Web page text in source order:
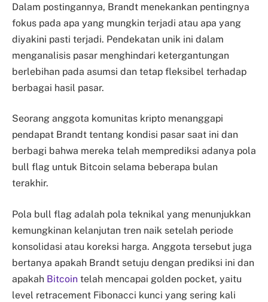
Dalam postingannya, Brandt menekankan pentingnya
fokus pada apa yang mungkin terjadi atau apa yang
diyakini pasti terjadi. Pendekatan unik ini dalam
menganalisis pasar menghindari ketergantungan
berlebihan pada asumsi dan tetap fleksibel terhadap
berbagai hasil pasar.
Seorang anggota komunitas kripto menanggapi
pendapat Brandt tentang kondisi pasar saat ini dan
berbagi bahwa mereka telah memprediksi adanya pola
bull flag untuk Bitcoin selama beberapa bulan
terakhir.
Pola bull flag adalah pola teknikal yang menunjukkan
kemungkinan kelanjutan tren naik setelah periode
konsolidasi atau koreksi harga. Anggota tersebut juga
bertanya apakah Brandt setuju dengan prediksi ini dan
apakah Bitcoin telah mencapai golden pocket, yaitu
level retracement Fibonacci kunci yang sering kali